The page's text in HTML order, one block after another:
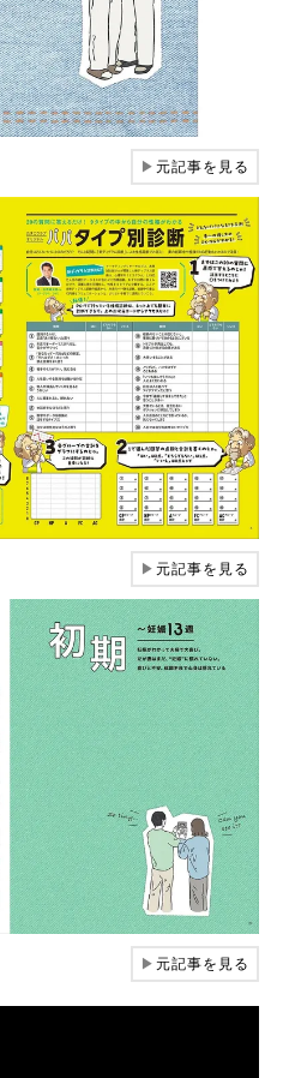
▶元記事を見る
▶元記事を見る
▶元記事を見る